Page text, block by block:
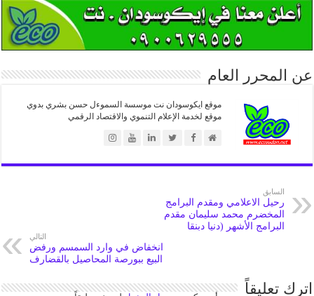
عن المحرر العام
موقع ايكوسودان نت موسسة السموءل حسن بشري بدوي
موقع لخدمة الإعلام التنموي والاقتصاد الرقمي
السابق
رحيل الاعلامي ومقدم البرامج
المخضرم محمد سليمان مقدم
البرامج الأشهر (دنيا دبنقا
التالي
انخفاض في وارد السمسم ورفض
البيع ببورصة المحاصيل بالقضارف
اترك تعليقاً